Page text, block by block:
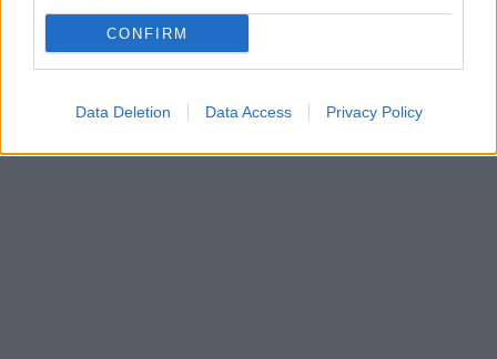
CONFIRM
Data Deletion Data Access Privacy Policy